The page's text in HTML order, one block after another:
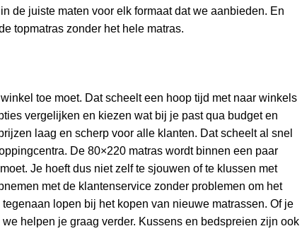
de juiste maten voor elk formaat dat we aanbieden. En
topmatras zonder het hele matras.
toe moet. Dat scheelt een hoop tijd met naar winkels
vergelijken en kiezen wat bij je past qua budget en
laag en scherp voor alle klanten. Dat scheelt al snel
De 80×220 matras wordt binnen een paar
Je hoeft dus niet zelf te sjouwen of te klussen met
met de klantenservice zonder problemen om het
lopen bij het kopen van nieuwe matrassen. Of je
helpen je graag verder. Kussens en bedspreien zijn ook